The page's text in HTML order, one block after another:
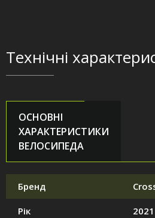
Технічні
ОСНОВНІ
ХАРАКТЕРИСТИКИ
ВЕЛОСИПЕДА
Бренд
Рік 2021